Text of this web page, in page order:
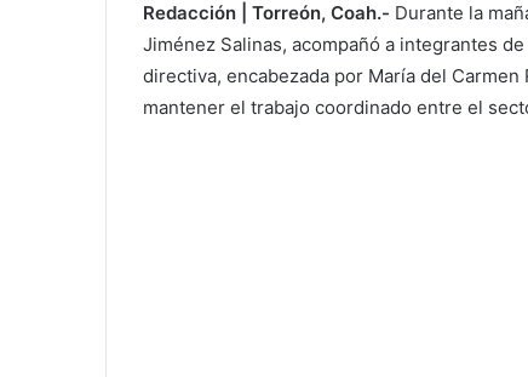
Redacción | Torreón, Coah.- Durante la
Jiménez Salinas, acompañó a integrantes
directiva, encabezada por María del
mantener el trabajo coordinado entre el